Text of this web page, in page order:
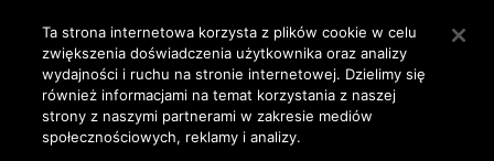
Naciśnij Enter, aby przejść do głównej zawartości
SZUKAJ
Kariera
Ta strona internetowa korzysta z plików cookie w celu
zwiększenia doświadczenia użytkownika oraz analizy
wydajności i ruchu na stronie internetowej. Dzielimy się
również informacjami na temat korzystania z naszej
strony z naszymi partnerami w zakresie mediów
społecznościowych, reklamy i analizy.